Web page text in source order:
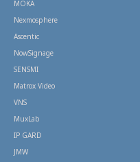
MOKA
Nexmosphere
Ascentic
NowSignage
SENSMI
Matrox Video
VNS
MuxLab
IP GARD
JMW